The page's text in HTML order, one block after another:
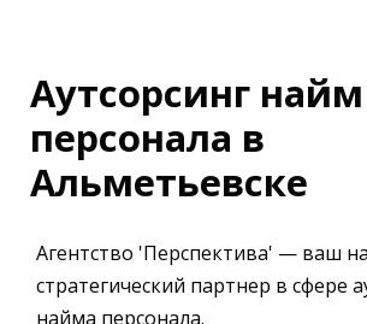
Агентство 'Перспектива' — ваш
стратегический партнер в сфере
найма персонала.
Аутсорсинг найм
персонала в
Альметьевске